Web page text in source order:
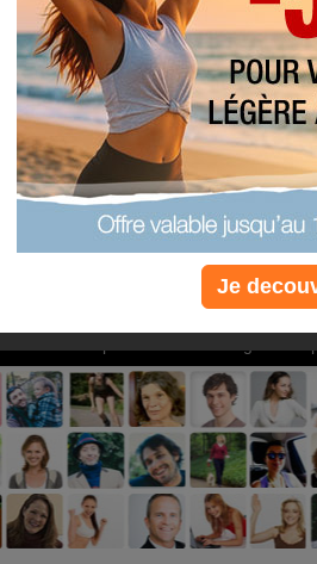
PLUS
EFFICACE
PLUS
Non, je préfère le
Je